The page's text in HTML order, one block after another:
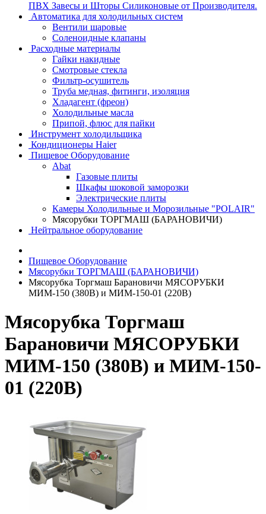
ПВХ Завесы и Шторы Силиконовые от Производителя.
Автоматика для холодильных систем
Вентили шаровые
Соленоидные клапаны
Расходные материалы
Гайки накидные
Смотровые стекла
Фильтр-осушитель
Труба медная, фитинги, изоляция
Хладагент (фреон)
Холодильные масла
Припой, флюс для пайки
Инструмент холодильщика
Кондиционеры Haier
Пищевое Оборудование
Abat
Газовые плиты
Шкафы шоковой заморозки
Электрические плиты
Камеры Холодильные и Морозильные "POLAIR"
Мясорубки ТОРГМАШ (БАРАНОВИЧИ)
Нейтральное оборудование
Пищевое Оборудование
Мясорубки ТОРГМАШ (БАРАНОВИЧИ)
Мясорубка Торгмаш Барановичи МЯСОРУБКИ
МИМ-150 (380В) и МИМ-150-01 (220В)
Мясорубка Торгмаш
Барановичи МЯСОРУБКИ
МИМ-150 (380В) и МИМ-150-
01 (220В)